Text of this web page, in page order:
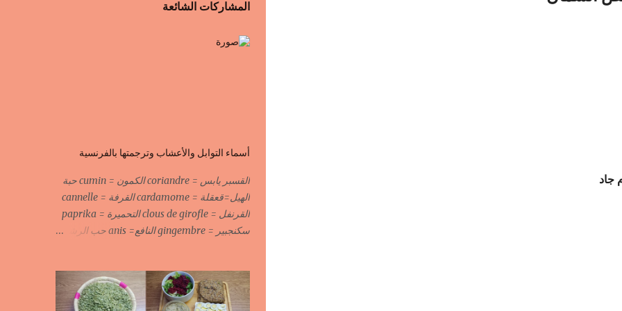
جاد
المشاركات الشائعة
أسماء التوابل والأعشاب وترجمتها بالفرنسية
القسبر يابس = coriandre الكمون = cumin حبة
الهيل=قعقلة = cardamome القرفة = cannelle
القرنفل = clous de girofle التحميرة = paprika
سكنجبير = gingembre النافع= anis حب الرشاد
de muscade الكروية البيضاء=carvi blond
الكروية السوداء=carvi noir الحلبة=fenugrec